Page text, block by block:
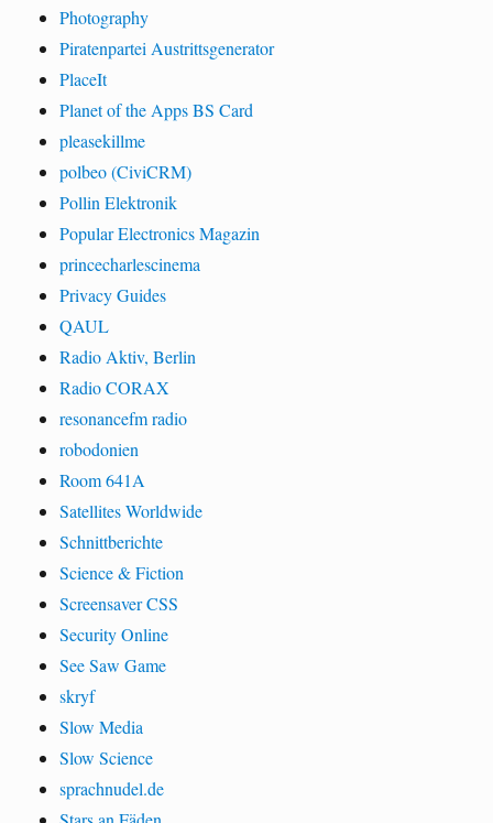
Photography
Piratenpartei Austrittsgenerator
PlaceIt
Planet of the Apps BS Card
pleasekillme
polbeo (CiviCRM)
Pollin Elektronik
Popular Electronics Magazin
princecharlescinema
Privacy Guides
QAUL
Radio Aktiv, Berlin
Radio CORAX
resonancefm radio
robodonien
Room 641A
Satellites Worldwide
Schnittberichte
Science & Fiction
Screensaver CSS
Security Online
See Saw Game
skryf
Slow Media
Slow Science
sprachnudel.de